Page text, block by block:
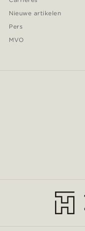
Nieuwe artikelen
Pers
MVO